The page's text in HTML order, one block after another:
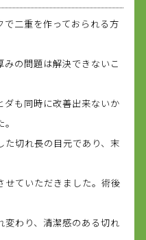
二重を作っておられる方
みの問題は解決できないこ
ダも同時に改善出来ないか
た切れ長の目元であり、末
せていただきました。術後
変わり、清潔感のある切れ